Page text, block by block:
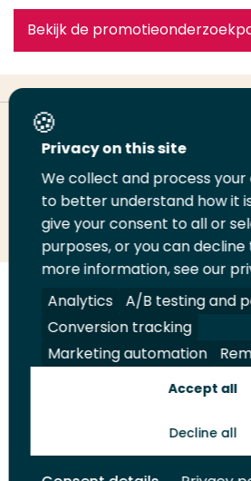
Bekijk de
Deel deze pagina
Deel
LinkedIn
Deel
op
Twitter
Deel
op
Facebook
Email
deze
pagina
Print
deze
Volg
ons
op
LinkedIn
Volg
ons
op
Facebook
Volg
ons
op
YouTube
Volg
ons
op
Instagram
Juridisch Security A-Z
Toekomstmakers
Privacy on this site
We collect and process your
to better understand how it
give your consent to all or
purposes, or you can decline
more information, see our
Analytics
A/B testing and
Conversion tracking
Marketing automation
Accept all
Decline all